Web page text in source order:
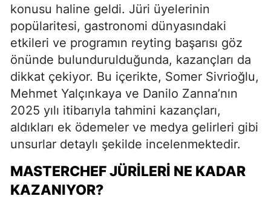
konusu haline geldi. Jüri üyelerinin
popülaritesi, gastronomi dünyasındaki
etkileri ve programın reyting başarısı göz
önünde bulundurulduğunda, kazançları da
dikkat çekiyor. Bu içerikte, Somer Sivrioğlu,
Mehmet Yalçınkaya ve Danilo Zanna’nın
2025 yılı itibarıyla tahmini kazançları,
aldıkları ek ödemeler ve medya gelirleri gibi
unsurlar detaylı şekilde incelenmektedir.
MASTERCHEF JÜRILERI NE KADAR
KAZANIYOR?